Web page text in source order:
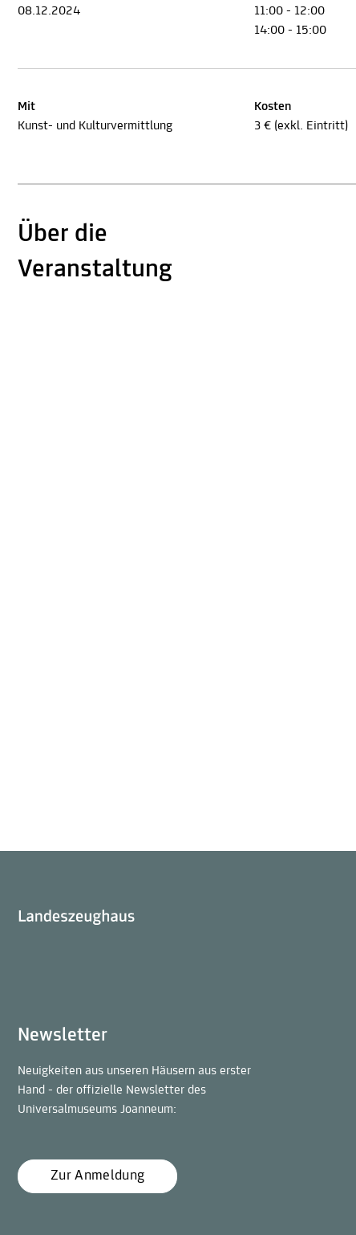
08.12.2024
11:00 - 12:00
14:00 - 15:00
Mit
Kunst- und Kulturvermittlung
Kosten
3 € (exkl. Eintritt)
Über die
Veranstaltung
Newsletter
Neuigkeiten aus unseren Häusern aus erster
Hand - der offizielle Newsletter des
Universalmuseums Joanneum:
Zur Anmeldung